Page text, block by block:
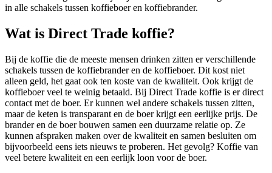
in alle schakels tussen koffieboer en koffiebrander.
Wat is Direct Trade koffie?
Bij de koffie die de meeste mensen drinken zitten er verschillende
schakels tussen de koffiebrander en de koffieboer. Dit kost niet
alleen geld, het gaat ook ten koste van de kwaliteit. Ook krijgt de
koffieboer veel te weinig betaald. Bij Direct Trade koffie is er direct
contact met de boer. Er kunnen wel andere schakels tussen zitten,
maar de keten is transparant en de boer krijgt een eerlijke prijs. De
brander en de boer bouwen samen een duurzame relatie op. Ze
kunnen afspraken maken over de kwaliteit en samen besluiten om
bijvoorbeeld eens iets nieuws te proberen. Het gevolg? Koffie van
veel betere kwaliteit en een eerlijk loon voor de boer.